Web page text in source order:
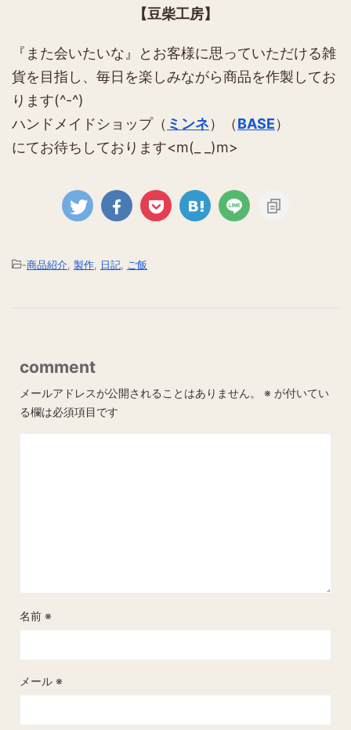
【豆柴工房】
『また会いたいな』とお客様に思っていただける雑
貨を目指し、毎日を楽しみながら商品を作製してお
ります(^-^)
ハンドメイドショップ（ ミンネ）（BASE）
にてお待ちしております<m(_ _)m>
-商品紹介 製作 日記 ご飯
comment
メールアドレスが公開されることはありません。 ※ が付いてい
る欄は必須項目です
名前 ※
メール ※